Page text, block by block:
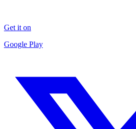
Get it on
Google Play